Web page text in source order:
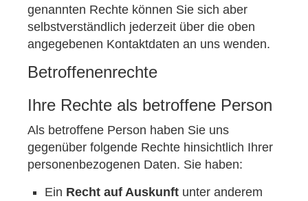
genannten Rechte können Sie sich aber
selbstverständlich jederzeit über die oben
angegebenen Kontaktdaten an uns wenden.
Betroffenenrechte
Ihre Rechte als betroffene Person
Als betroffene Person haben Sie uns
gegenüber folgende Rechte hinsichtlich Ihrer
personenbezogenen Daten. Sie haben:
Ein Recht auf Auskunft unter anderem